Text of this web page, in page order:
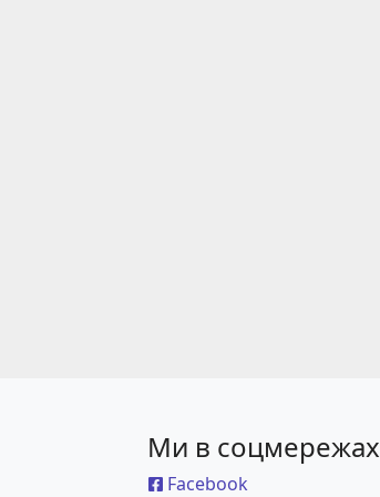
Ми в соцмережах
Facebook